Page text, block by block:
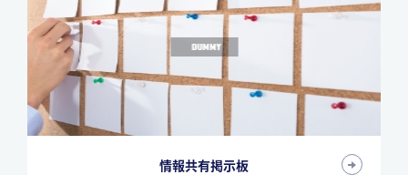
情報共有掲示板